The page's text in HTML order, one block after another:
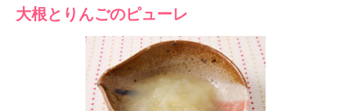
大根とりんごのピューレ